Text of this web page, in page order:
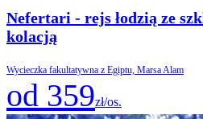
Nefertari - rejs łodzią ze
kolacją
Wycieczka fakultatywna z Egiptu, Marsa Alam
od 359zł/os.